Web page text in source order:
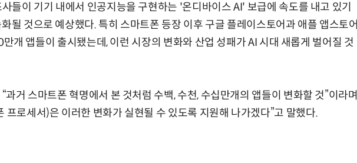
들이 기기 내에서 인공지능을 구현하는 '온디바이스 AI' 보급에 속도를 내고 있기
될 것으로 예상했다. 특히 스마트폰 등장 이후 구글 플레이스토어과 애플 앱스토어
개 앱들이 출시됐는데, 이런 시장의 변화와 산업 성패가 AI 시대 새롭게 벌어질 것
과거 스마트폰 혁명에서 본 것처럼 수백, 수천, 수십만개의 앱들이 변화할 것”이라며
프로세서)은 이러한 변화가 실현될 수 있도록 지원해 나가겠다”고 말했다.